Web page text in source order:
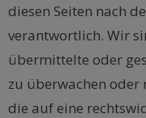
diesen Seiten nach
verantwortlich. Wir
übermittelte oder
zu überwachen oder
die auf eine